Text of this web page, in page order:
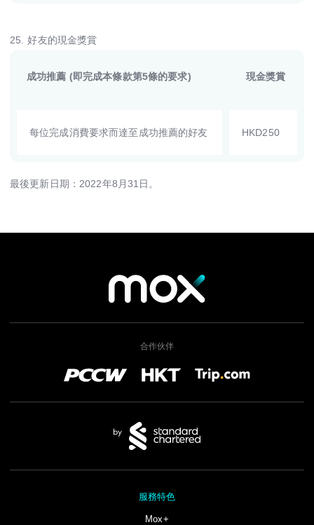
25. 好友的現金獎賞
成功推薦 (即完成本條款第5條的要求) 現金獎賞
每位完成消費要求而達至成功推薦的好友 HKD250
最後更新日期：2022年8月31日。
合作伙伴
服務特色
Mox+